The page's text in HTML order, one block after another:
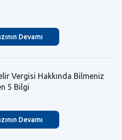
Devamı
Vergisi Hakkında Bilmeniz
5 Bilgi
Devamı